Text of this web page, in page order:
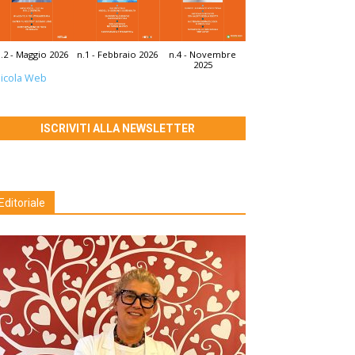
- Maggio 2026 n.1 - Febbraio 2026
n.4 - Novembre
2025
Web
ISCRIVITI ALLA NEWSLETTER